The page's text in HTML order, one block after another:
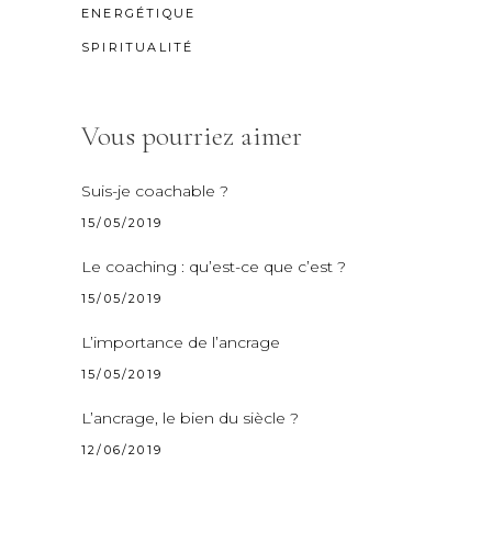
ENERGÉTIQUE
SPIRITUALITÉ
Vous pourriez aimer
Suis-je coachable ?
15/05/2019
Le coaching : qu’est-ce que c’est ?
15/05/2019
L’importance de l’ancrage
15/05/2019
L’ancrage, le bien du siècle ?
12/06/2019